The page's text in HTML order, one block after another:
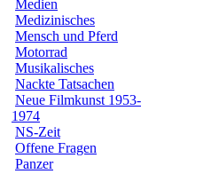
Medien
Medizinisches
Mensch und Pferd
Motorrad
Musikalisches
Nackte Tatsachen
Neue Filmkunst 1953-
1974
NS-Zeit
Offene Fragen
Panzer